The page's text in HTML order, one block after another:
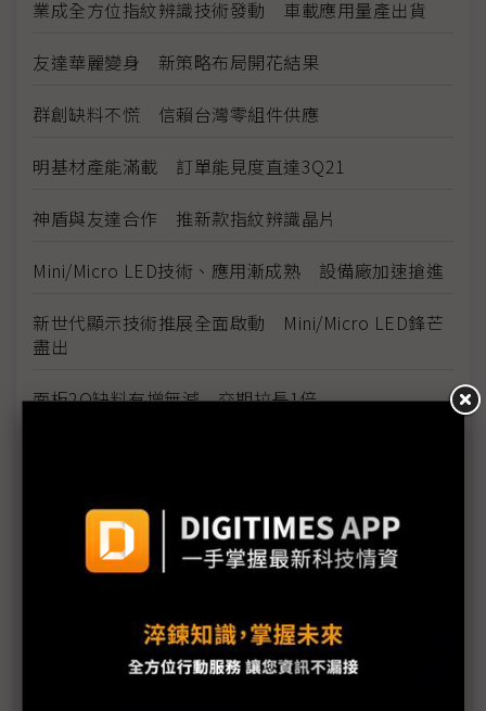
業成全方位指紋辨識技術發動 車載應用量產出貨
友達華麗變身 新策略布局開花結果
群創缺料不慌 信賴台灣零組件供應
明基材產能滿載 訂單能見度直達3Q21
神盾與友達合作 推新款指紋辨識晶片
Mini/Micro LED技術、應用漸成熟 設備廠加速搶進
新世代顯示技術推展全面啟動 Mini/Micro LED鋒芒
盡出
面板2Q缺料有增無減 交期拉長1倍
延伸創新場域應用 面板不再只是面板
鎖定玩家 群創Touch Taiwan展65吋4K 240Hz電競
電視顯示器
康寧在台20年 Touch Taiwan特展登場
智晶開發PMOLED最小微型顯示器 最小尺寸達0.29